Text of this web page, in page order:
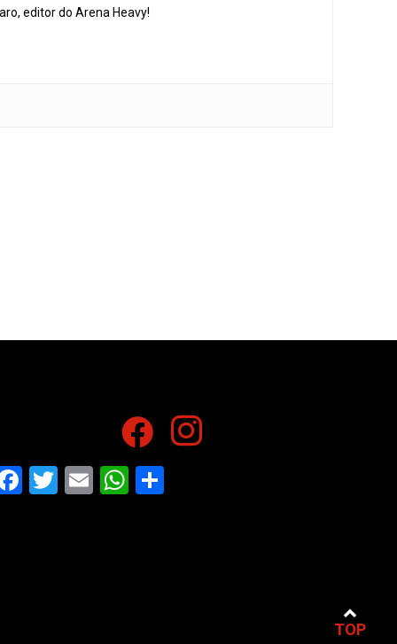
editor do Arena Heavy!
TOP
Facebook
Twitter
EmailWhatsApp
Share